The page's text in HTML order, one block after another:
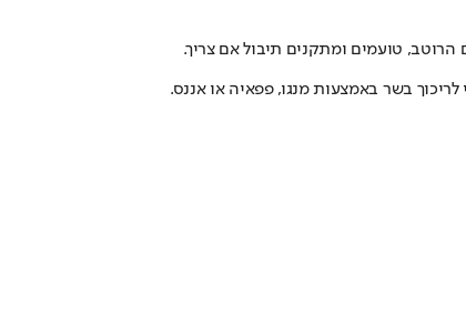
טועמים ומתקנים תיבול אם צריך.
בשר באמצעות מנגו, פפאיה או אננס.